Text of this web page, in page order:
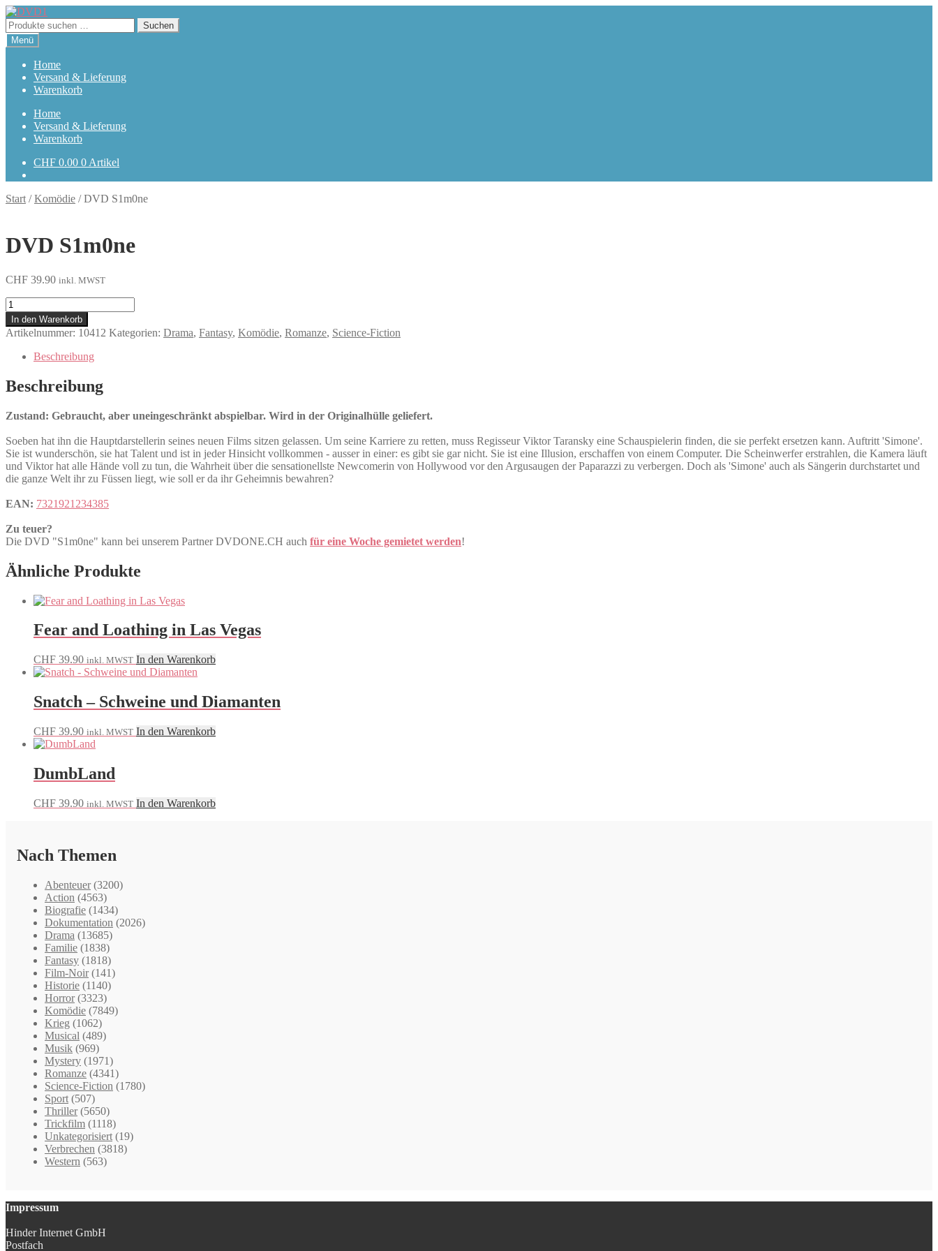
Zur
Navigation
springen
Zum
Inhalt
springen
Suchen
nach:
Suchen
Menü
Home
Versand & Lieferung
Warenkorb
Home
Versand & Lieferung
Warenkorb
CHF 0.00 0 Artikel
Start /Komödie /DVD S1m0ne
DVD S1m0ne
CHF 39.90 inkl. MWST
S1m0ne
Menge
In den Warenkorb
Artikelnummer: 10412 Kategorien: Drama, Fantasy, Komödie, Romanze, Science-Fiction
Beschreibung
Beschreibung
Zustand: Gebraucht, aber uneingeschränkt abspielbar. Wird in der Originalhülle geliefert.
Soeben hat ihn die Hauptdarstellerin seines neuen Films sitzen gelassen. Um seine Karriere zu retten, muss Regisseur Viktor Taransky eine Schauspielerin finden, die sie perfekt ersetzen kann. Auftritt 'Simone'.
Sie ist wunderschön, sie hat Talent und ist in jeder Hinsicht vollkommen - ausser in einer: es gibt sie gar nicht. Sie ist eine Illusion, erschaffen von einem Computer. Die Scheinwerfer erstrahlen, die Kamera läuft
und Viktor hat alle Hände voll zu tun, die Wahrheit über die sensationellste Newcomerin von Hollywood vor den Argusaugen der Paparazzi zu verbergen. Doch als 'Simone' auch als Sängerin durchstartet und
die ganze Welt ihr zu Füssen liegt, wie soll er da ihr Geheimnis bewahren?
EAN: 7321921234385
Zu teuer?
Die DVD "S1m0ne" kann bei unserem Partner DVDONE.CH auch für eine Woche gemietet werden!
Ähnliche Produkte
Fear and Loathing in Las Vegas
CHF 39.90 inkl. MWST In den Warenkorb
Snatch – Schweine und Diamanten
CHF 39.90 inkl. MWST In den Warenkorb
DumbLand
CHF 39.90 inkl. MWST In den Warenkorb
Nach Themen
Abenteuer (3200)
Action (4563)
Biografie (1434)
Dokumentation (2026)
Drama (13685)
Familie (1838)
Fantasy (1818)
Film-Noir (141)
Historie (1140)
Horror (3323)
Komödie (7849)
Krieg (1062)
Musical (489)
Musik (969)
Mystery (1971)
Romanze (4341)
Science-Fiction (1780)
Sport (507)
Thriller (5650)
Trickfilm (1118)
Unkategorisiert (19)
Verbrechen (3818)
Western (563)
Impressum
Hinder Internet GmbH
Postfach